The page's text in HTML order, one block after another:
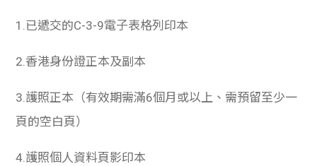
1.已遞交的C-3-9電子表格列印本
2.香港身份證正本及副本
3.護照正本（有效期需滿6個月或以上、需預留至少一
頁的空白頁）
4.護照個人資料頁影印本